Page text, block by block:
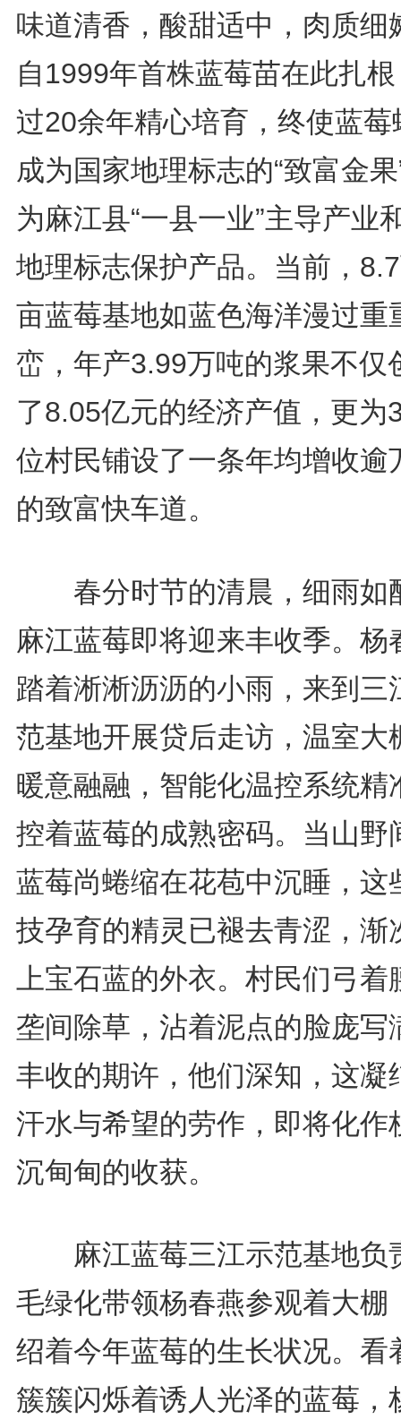
味道清香，酸甜适中，肉质细
自1999年首株蓝莓苗在此扎
过20余年精心培育，终使蓝莓
成为国家地理标志的“致富金
为麻江县“一县一业”主导产业
地理标志保护产品。当前，
亩蓝莓基地如蓝色海洋漫过重
峦，年产3.99万吨的浆果不仅
了8.05亿元的经济产值，更为
位村民铺设了一条年均增收逾
的致富快车道。
春分时节的清晨，细雨如
麻江蓝莓即将迎来丰收季。杨
踏着淅淅沥沥的小雨，来到三
范基地开展贷后走访，温室大
暖意融融，智能化温控系统精
控着蓝莓的成熟密码。当山野
蓝莓尚蜷缩在花苞中沉睡，这
技孕育的精灵已褪去青涩，渐
上宝石蓝的外衣。村民们弓着
垄间除草，沾着泥点的脸庞写
丰收的期许，他们深知，这凝
汗水与希望的劳作，即将化作
沉甸甸的收获。
麻江蓝莓三江示范基地负
毛绿化带领杨春燕参观着大棚
绍着今年蓝莓的生长状况。看
簇簇闪烁着诱人光泽的蓝莓，